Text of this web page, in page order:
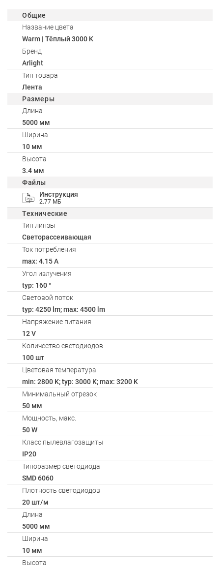
Общие
Название цвета
Warm | Тёплый 3000 K
Бренд
Arlight
Тип товара
Лента
Размеры
Длина
5000 мм
Ширина
10 мм
Высота
3.4 мм
Файлы
Инструкция
2.77 МБ
Технические
Тип линзы
Светорассеивающая
Ток потребления
max: 4.15 A
Угол излучения
typ: 160 °
Световой поток
typ: 4250 lm; max: 4500 lm
Напряжение питания
12 V
Количество светодиодов
100 шт
Цветовая температура
min: 2800 K; typ: 3000 K; max: 3200 K
Минимальный отрезок
50 мм
Мощность, макс.
50 W
Класс пылевлагозащиты
IP20
Типоразмер светодиода
SMD 6060
Плотность светодиодов
20 шт/м
Длина
5000 мм
Ширина
10 мм
Высота